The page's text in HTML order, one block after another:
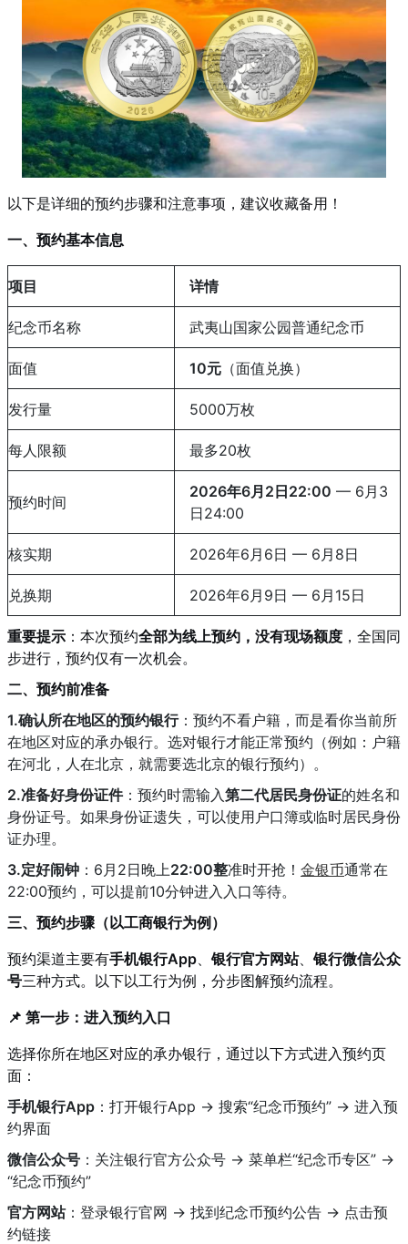
以下是详细的预约步骤和注意事项，建议收藏备用！
一、预约基本信息
项目 详情
纪念币名称 武夷山国家公园普通纪念币
面值 10元 （面值兑换）
发行量 5000万枚
每人限额 最多20枚
预约时间
2026年6月2日22:00 — 6月3
日24:00
核实期 2026年6月6日 — 6月8日
兑换期 2026年6月9日 — 6月15日
重要提示 ：本次预约全部为线上预约，没有现场额度 ，全国同
步进行，预约仅有一次机会。
二、预约前准备
1.确认所在地区的预约银行：预约不看户籍，而是看你当前所
在地区对应的承办银行。选对银行才能正常预约（例如：户籍
在河北，人在北京，就需要选北京的银行预约） 。
2.准备好身份证件：预约时需输入第二代居民身份证的姓名和
身份证号。如果身份证遗失，可以使用户口簿或临时居民身份
证办理。
3.定好闹钟 ：6月2日晚上22:00整准时开抢！ 金银币通常在
22:00预约，可以提前10分钟进入入口等待。
三、预约步骤（以工商银行为例）
预约渠道主要有手机银行App 、银行官方网站、银行微信公众
号三种方式。以下以工行为例，分步图解预约流程。
📌 第一步：进入预约入口
选择你所在地区对应的承办银行，通过以下方式进入预约页
面：
手机银行App ：打开银行App → 搜索“纪念币预约” → 进入预
约界面
微信公众号 ：关注银行官方公众号 → 菜单栏“纪念币专区” →
“纪念币预约”
官方网站：登录银行官网 → 找到纪念币预约公告 → 点击预
约链接